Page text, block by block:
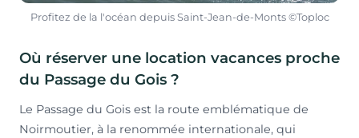
Profitez de la l'océan depuis Saint-Jean-de-Monts ©Toploc
Où réserver une location vacances proche
du Passage du Gois ?
Le Passage du Gois est la route emblématique de
Noirmoutier, à la renommée internationale, qui